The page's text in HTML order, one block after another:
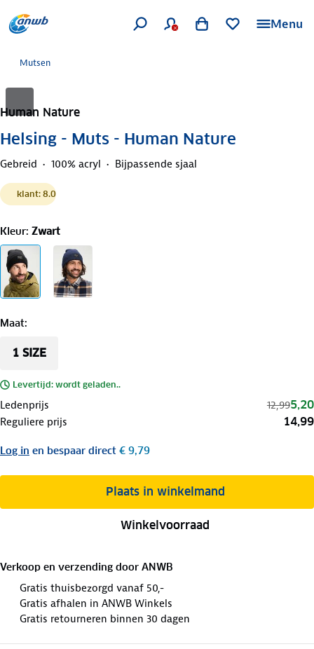
Menu
Mutsen
Human Nature
Helsing - Muts - Human Nature
Gebreid 100% acryl Bijpassende sjaal
klant: 8.0
Kleur: Zwart
Maat:
1 SIZE
Levertijd: wordt geladen..
Ledenprijs 12,995,20
Reguliere prijs 14,99
Log in en bespaar direct € 9,79
Plaats in winkelmand
Winkelvoorraad
Verkoop en verzending door ANWB
Gratis thuisbezorgd vanaf 50,-
Gratis afhalen in ANWB Winkels
Gratis retourneren binnen 30 dagen